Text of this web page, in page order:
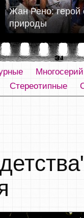
Жан Рено: герой
природы
Стереотипные